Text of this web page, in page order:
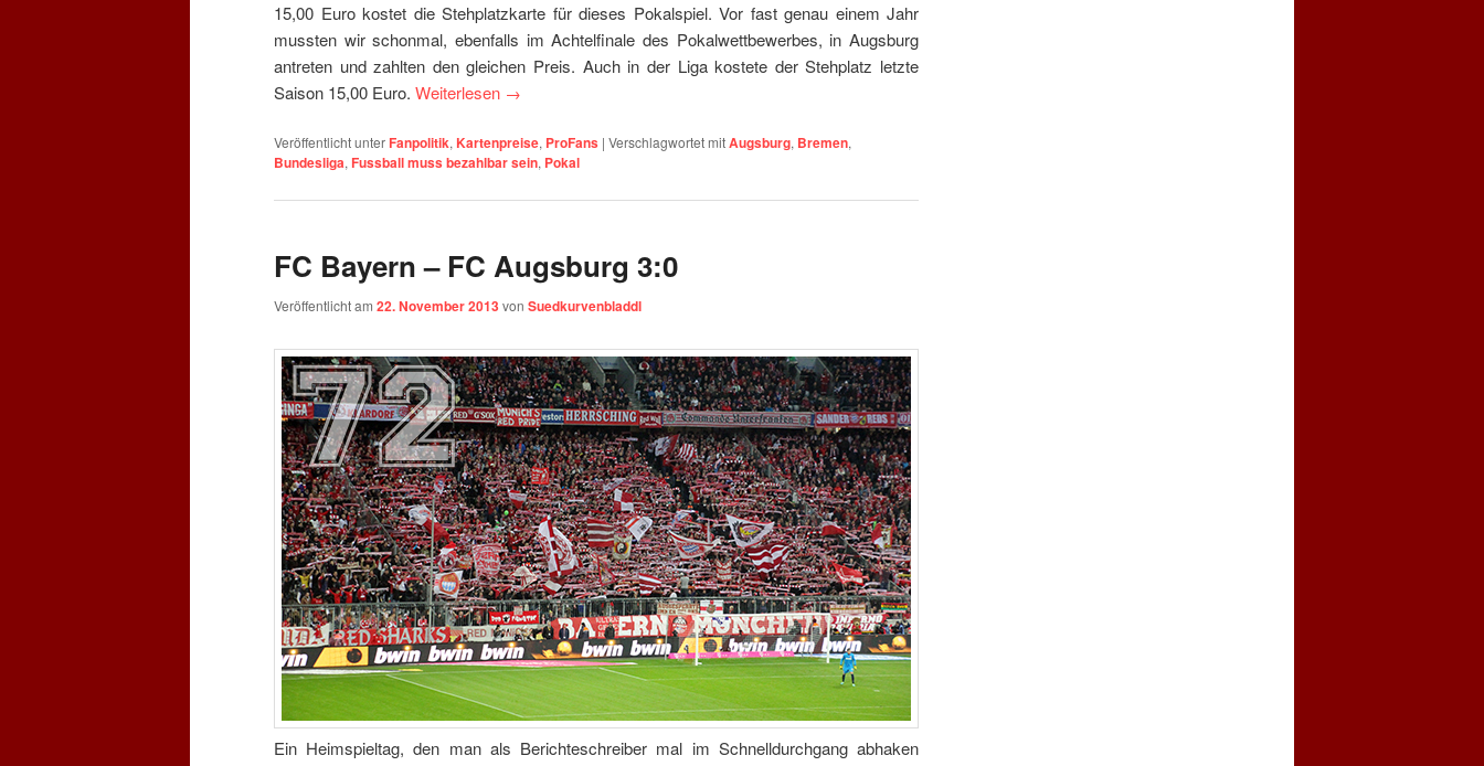
15,00 Euro kostet die Stehplatzkarte für dieses Pokalspiel. Vor fast genau einem Jahr
mussten wir schonmal, ebenfalls im Achtelfinale des Pokalwettbewerbes, in Augsburg
antreten und zahlten den gleichen Preis. Auch in der Liga kostete der Stehplatz letzte
Saison 15,00 Euro. Weiterlesen →
Veröffentlicht unter Fanpolitik, Kartenpreise, ProFans | Verschlagwortet mitAugsburg, Bremen,
Bundesliga, Fussball muss bezahlbar sein, Pokal
FC Bayern – FC Augsburg 3:0
Veröffentlicht am 22. November 2013von Suedkurvenbladdl
Ein Heimspieltag, den man als Berichteschreiber mal im Schnelldurchgang abhaken